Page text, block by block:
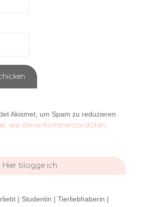
Akismet, um Spam zu reduzieren.
wie deine Kommentardaten
Hier blogge ich
| Studentin | Tierliebhaberin |